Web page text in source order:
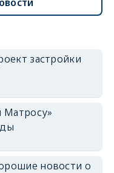
застройки
Матросу»
новости о